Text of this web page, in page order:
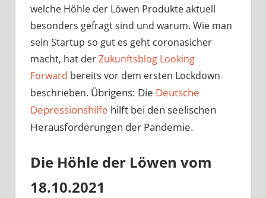
welche Höhle der Löwen Produkte aktuell
besonders gefragt sind und warum. Wie man
sein Startup so gut es geht coronasicher
macht, hat derZukunftsblog Looking
Forward bereits vor dem ersten Lockdown
beschrieben. Übrigens: Die Deutsche
Depressionshilfe hilft bei den seelischen
Herausforderungen der Pandemie.
Die Höhle der Löwen vom
18.10.2021